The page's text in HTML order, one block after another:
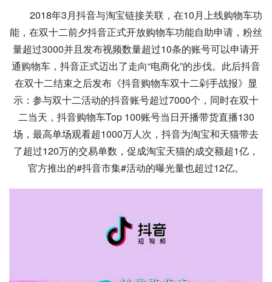
2018年3月抖音与淘宝链接关联，在10月上线购物车功
能，在双十二前夕抖音正式开放购物车功能自助申请，粉丝
量超过3000并且发布视频数量超过10条的账号可以申请开
通购物车，抖音正式迈出了走向“电商化”的步伐。此后抖音
在双十二结束之后发布《抖音购物车双十二剁手战报》显
示：参与双十二活动的抖音账号超过7000个，同时在双十
二当天，抖音购物车Top 100账号当日开播带货直播130
场，最高单场观看超1000万人次，抖音为淘宝和天猫带去
了超过120万的交易单数，促成淘宝天猫的成交额超1亿，
官方推出的#抖音市集#活动的曝光量也超过12亿。